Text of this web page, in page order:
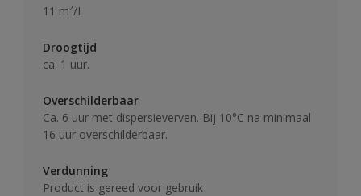
11 m²/L
Droogtijd
ca. 1 uur.
Overschilderbaar
Ca. 6 uur met dispersieverven. Bij 10°C na minimaal
16 uur overschilderbaar.
Verdunning
Product is gereed voor gebruik